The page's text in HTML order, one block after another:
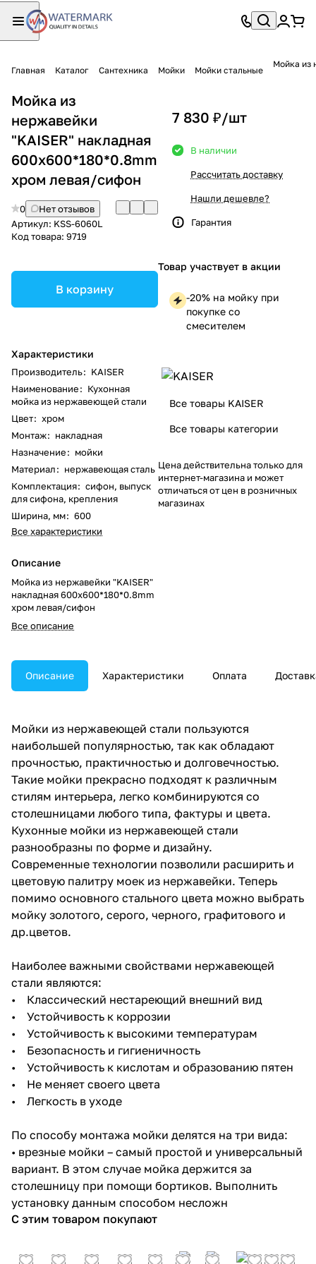
Главная Каталог Сантехника Мойки Мойки стальные
Мойка из
Мойка из
нержавейки
"KAISER" накладная
600x600*180*0.8mm
хром левая/сифон
0
Нет отзывов
Артикул: KSS-6060L
Код товара: 9719
В корзину
Характеристики
Производитель: KAISER
Наименование: Кухонная
мойка из нержавеющей стали
Цвет: хром
Монтаж: накладная
Назначение: мойки
Материал: нержавеющая сталь
Комплектация: сифон, выпуск
для сифона, крепления
Ширина, мм: 600
Все характеристики
Описание
Мойка из нержавейки "KAISER"
накладная 600x600*180*0.8mm
хром левая/сифон
Все описание
7 830 ₽/шт
В наличии
Рассчитать доставку
Нашли дешевле?
Гарантия
Товар участвует в акции
-20% на мойку при
покупке со
смесителем
Все товары KAISER
Все товары категории
Цена действительна только для
интернет-магазина и может
отличаться от цен в розничных
магазинах
Описание Характеристики Оплата
Мойки из нержавеющей стали пользуются
наибольшей популярностью, так как обладают
прочностью, практичностью и долговечностью.
Такие мойки прекрасно подходят к различным
стилям интерьера, легко комбинируются со
столешницами любого типа, фактуры и цвета.
Кухонные мойки из нержавеющей стали
разнообразны по форме и дизайну.
Современные технологии позволили расширить и
цветовую палитру моек из нержавейки. Теперь
помимо основного стального цвета можно выбрать
мойку золотого, серого, черного, графитового и
др.цветов.
Наиболее важными свойствами нержавеющей
стали являются:
• Классический нестареющий внешний вид
• Устойчивость к коррозии
• Устойчивость к высокими температурам
• Безопасность и гигиеничность
• Устойчивость к кислотам и образованию пятен
• Не меняет своего цвета
• Легкость в уходе
По способу монтажа мойки делятся на три вида:
• врезные мойки – самый простой и универсальный
вариант. В этом случае мойка держится за
столешницу при помощи бортиков. Выполнить
установку данным способом несложн
С этим товаром покупают